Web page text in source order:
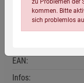
Mindestens haltbar
EAN:
Infos:
zu Problemen der
kommen. Bitte
sich problemlos